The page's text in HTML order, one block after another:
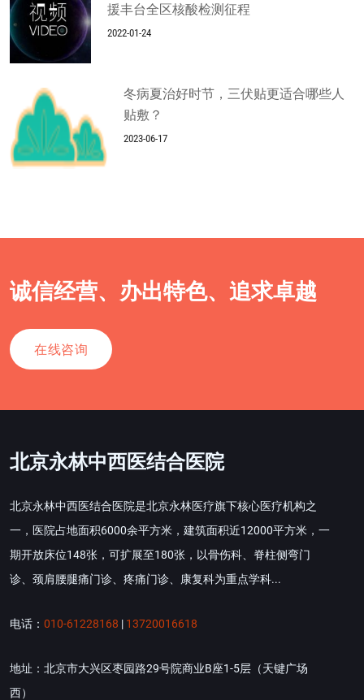
援丰台全区核酸检测征程
2022-01-24
冬病夏治好时节，三伏贴更适合哪些人
贴敷？
2023-06-17
诚信经营、办出特色、追求卓越
在线咨询
北京永林中西医结合医院
北京永林中西医结合医院是北京永林医疗旗下核心医疗机构之
一，医院占地面积6000余平方米，建筑面积近12000平方米，一
期开放床位148张，可扩展至180张，以骨伤科、脊柱侧弯门
诊、颈肩腰腿痛门诊、疼痛门诊、康复科为重点学科...
电话： 010-61228168 | 13720016618
地址：北京市大兴区枣园路29号院商业B座1-5层（天键广场
西）